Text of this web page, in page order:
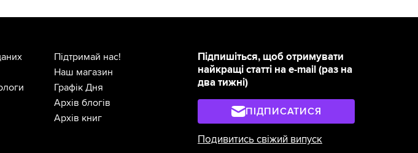
Підпишіться, щоб отримувати
найкращі статті на e-mail (раз на
два тижні)
ПІДПИСАТИСЯ
Подивитись свіжий випуск
Підтримай нас!
Наш магазин
Графік Дня
Архів блогів
Архів книг